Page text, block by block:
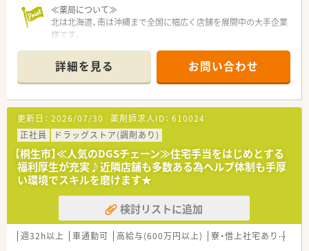
≪薬局について≫
北は北海道、南は沖縄まで全国に幅広く店舗を展開中の大手企業
様です。
局です。
規模もさることながら、質の高い薬剤師育成のための教育研修体
制も整っており幅広い場面での対応力や、社会性・教養を備えた
社員教育に尽力しています。
詳細を見る お問い合わせ
更新日： 2026/07/30 薬剤師求人ID： 610024
正社員
ドラッグストア(調剤あり)
【桐生市】≪人気のDGSチェーン≫住宅手当をはじめとする
福利厚生が充実♪近隣店舗も多数ある為ヘルプ体制も手厚
い環境でスキルを磨けます★
検討リストに追加
週32h以上 車通勤可 高給与(600万円以上) 寮・借上社宅あり